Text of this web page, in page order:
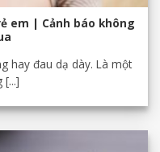
em | Cảnh báo không
hay đau dạ dày. Là một
[...]